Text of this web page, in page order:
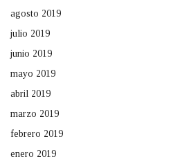
agosto 2019
julio 2019
junio 2019
mayo 2019
abril 2019
marzo 2019
febrero 2019
enero 2019